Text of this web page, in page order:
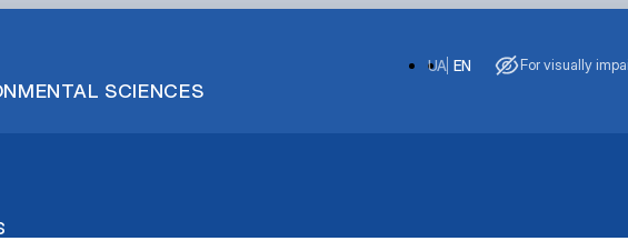
SCIENCES
EN
UA For visually